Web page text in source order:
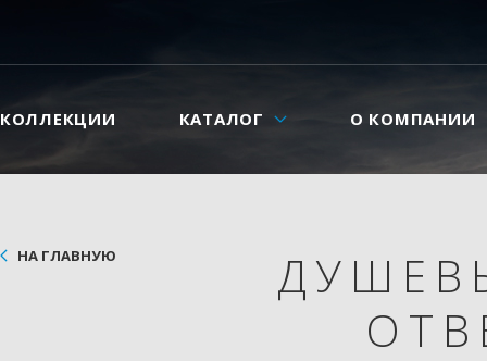
КОЛЛЕКЦИИ КАТАЛОГ О КОМПАНИИ
НА ГЛАВНУЮ